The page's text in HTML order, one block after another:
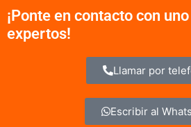
contenido
¡Ponte en contacto con
expertos!
Llamar por
Escribir al